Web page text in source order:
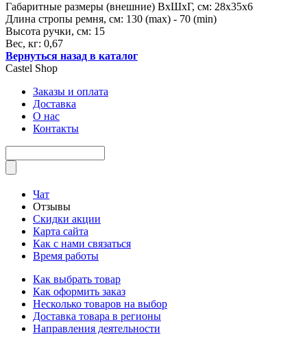
Габаритные размеры (внешние) ВхШхГ, см: 28х35х6
Длина стропы ремня, см: 130 (max) - 70 (min)
Высота ручки, см: 15
Вес, кг: 0,67
Вернуться назад в каталог
Castel Shop
Заказы и оплата
Доставка
О нас
Контакты
Чат
Отзывы
Скидки акции
Карта сайта
Как с нами связаться
Время работы
Как выбрать товар
Как оформить заказ
Несколько товаров на выбор
Доставка товара в регионы
Направления деятельности